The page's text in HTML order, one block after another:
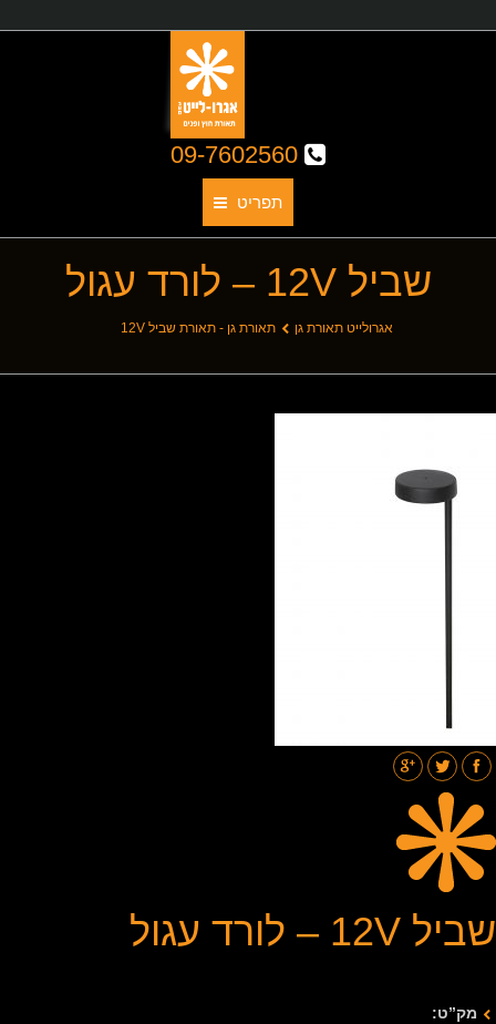
תפריט
תאורת גן
אודותינו
תאורת חוץ
שביל 12V – לורד עגול
אגרולייט תאורת גן תאורת גן - תאורת שביל 12V
שביל 12V – לורד עגול
מק”ט: